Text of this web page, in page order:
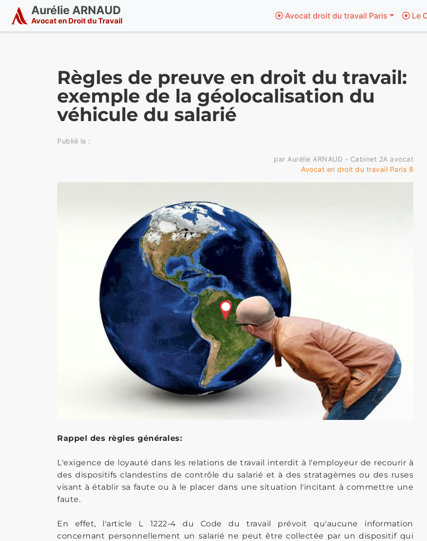
Aurélie ARNAUD
Avocat en Droit du Travail
Avocat droit du travail Paris Le
Règles de preuve en droit du travail:
exemple de la géolocalisation du
véhicule du salarié
Publié le :
par Aurélie ARNAUD - Cabinet 2A avocat
Avocat en droit du travail Paris 8
Rappel des règles générales:
L'exigence de loyauté dans les relations de travail interdit à l'employeur de recourir à
des dispositifs clandestins de contrôle du salarié et à des stratagèmes ou des ruses
visant à établir sa faute ou à le placer dans une situation l'incitant à commettre une
faute.
En effet, l'article L 1222-4 du Code du travail prévoit qu'aucune information
concernant personnellement un salarié ne peut être collectée par un dispositif qui